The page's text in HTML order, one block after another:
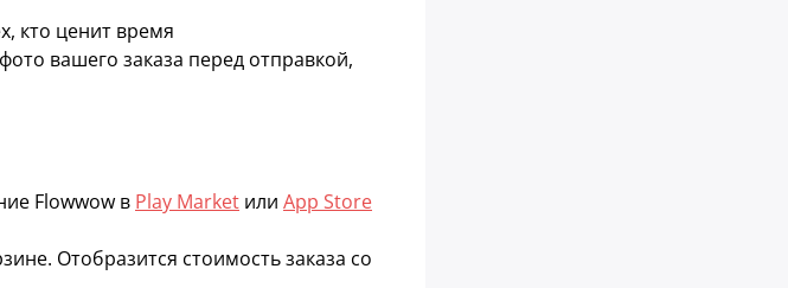
кто ценит время
вашего заказа перед отправкой,
Flowwow в Play Market или App Store
Отобразится стоимость заказа со